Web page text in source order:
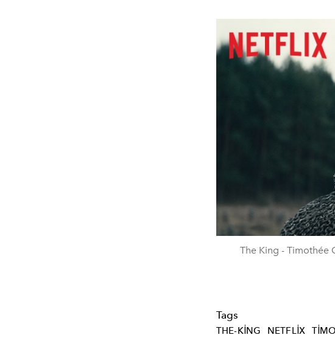
The King - Timothée
Tags
THE-KING NETFLIX